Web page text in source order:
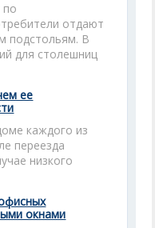
по
отдают
подстольям. В
для столешниц
ее
каждого из
переезда
низкого
окнами